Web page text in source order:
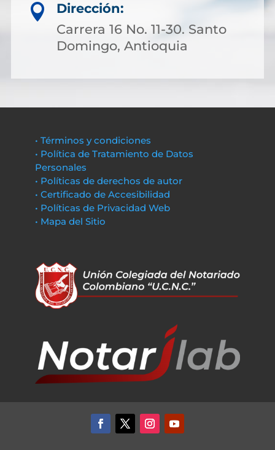

Dirección:
Carrera 16 No. 11-30. Santo
Domingo, Antioquia
• Términos y condiciones
• Política de Tratamiento de Datos
Personales
• Políticas de derechos de autor
• Certificado de Accesibilidad
• Políticas de Privacidad Web
• Mapa del Sitio